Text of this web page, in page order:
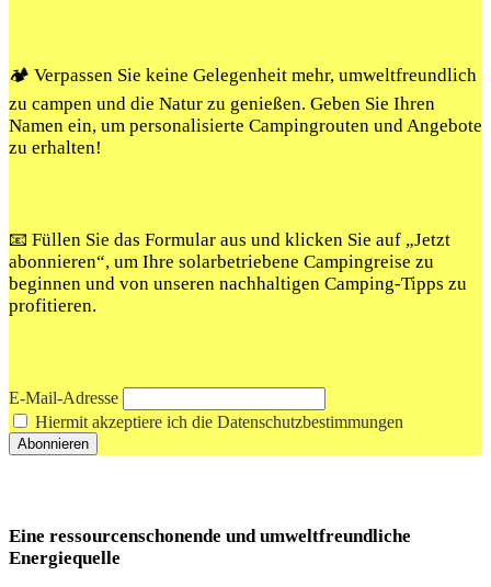
🏕️ Verpassen Sie keine Gelegenheit mehr, umweltfreundlich
zu campen und die Natur zu genießen. Geben Sie Ihren
Namen ein, um personalisierte Campingrouten und Angebote
zu erhalten!
📧 Füllen Sie das Formular aus und klicken Sie auf „Jetzt
abonnieren“, um Ihre solarbetriebene Campingreise zu
beginnen und von unseren nachhaltigen Camping-Tipps zu
profitieren.
E-Mail-Adresse
Hiermit akzeptiere ich die Datenschutzbestimmungen
Eine ressourcenschonende und umweltfreundliche
Energiequelle